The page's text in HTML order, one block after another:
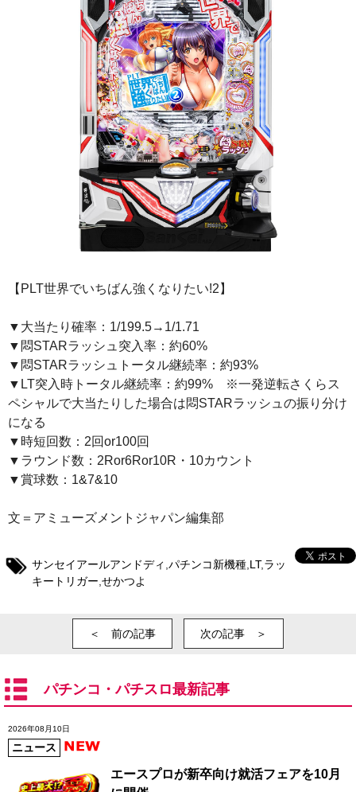
【PLT世界でいちばん強くなりたい!2】
▼大当たり確率：1/199.5→1/1.71
▼悶STARラッシュ突入率：約60%
▼悶STARラッシュトータル継続率：約93%
▼LT突入時トータル継続率：約99% ※一発逆転さくらス
ペシャルで大当たりした場合は悶STARラッシュの振り分け
になる
▼時短回数：2回or100回
▼ラウンド数：2Ror6Ror10R・10カウント
▼賞球数：1&7&10
文＝アミューズメントジャパン編集部
サンセイアールアンドディ パチンコ新機種 LT,ラッ
キートリガー せかつよ
＜ 前の記事 次の記事 ＞
パチンコ・パチスロ最新記事
2026年08月10日
ニュース
エースプロが新卒向け就活フェアを10月